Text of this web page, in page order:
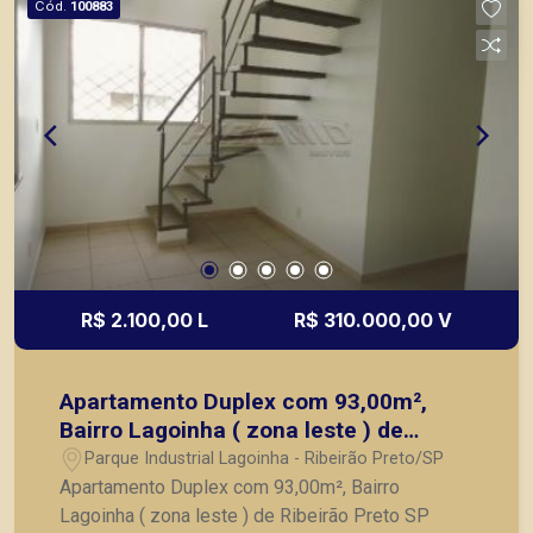
Preto.
Cód. 100883
R$ 2.100,00 L R$ 310.000,00 V
Apartamento Duplex com 93,00m²,
Bairro Lagoinha ( zona leste ) de
Ribeirão Preto SP
Parque Industrial Lagoinha - Ribeirão Preto/SP
Apartamento Duplex com 93,00m², Bairro
Lagoinha ( zona leste ) de Ribeirão Preto SP